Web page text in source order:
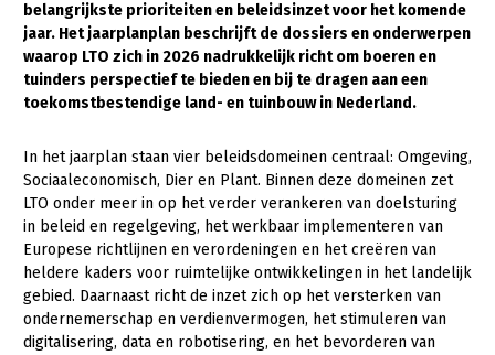
Sterk ondernemerschap
Transitiepaden
Thema’s
Gezonde planten
Gezonde dieren
Natuur, klimaat en energie
Bodem en water
Platteland en omgeving
Mens, ondernemerschap en onderwijs
belangrijkste prioriteiten en beleidsinzet voor het komende
jaar. Het jaarplanplan beschrijft de dossiers en onderwerpen
waarop LTO zich in 2026 nadrukkelijk richt om boeren en
tuinders perspectief te bieden en bij te dragen aan een
toekomstbestendige land- en tuinbouw in Nederland.
In het jaarplan staan vier beleidsdomeinen centraal: Omgeving,
Sociaaleconomisch, Dier en Plant. Binnen deze domeinen zet
LTO onder meer in op het verder verankeren van doelsturing
in beleid en regelgeving, het werkbaar implementeren van
Europese richtlijnen en verordeningen en het creëren van
heldere kaders voor ruimtelijke ontwikkelingen in het landelijk
gebied. Daarnaast richt de inzet zich op het versterken van
ondernemerschap en verdienvermogen, het stimuleren van
digitalisering, data en robotisering, en het bevorderen van